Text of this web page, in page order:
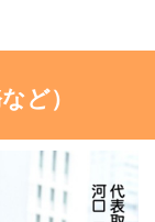
ど）